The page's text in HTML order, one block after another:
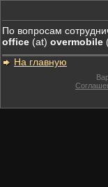
По вопросам
office (at) overmobile
На главную